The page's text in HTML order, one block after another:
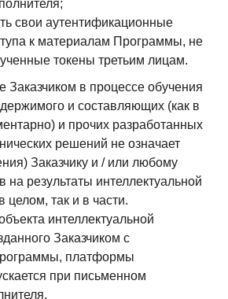
свои аутентификационные
к материалам Программы, не
токены третьим лицам.
Заказчиком в процессе обучения
и составляющих (как в
и прочих разработанных
решений не означает
Заказчику и / или любому
на результаты интеллектуальной
целом, так и в части.
интеллектуальной
Заказчиком с
платформы
при письменном